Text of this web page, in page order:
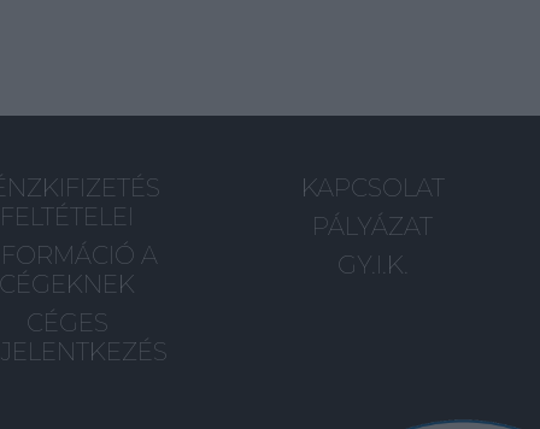
FELTÉTELEI
A
CÉGEKNEK
CÉGES
KAPCSOLAT
PÁLYÁZAT
GY.I.K.